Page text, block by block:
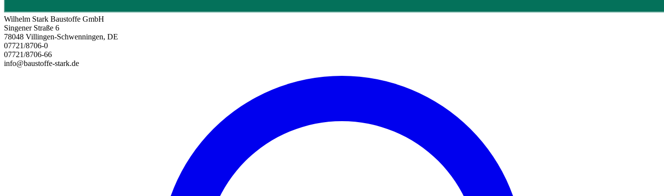
Wilhelm Stark Baustoffe GmbH
Singener Straße 6
78048 Villingen-Schwenningen, DE
07721/8706-0
07721/8706-66
info@baustoffe-stark.de